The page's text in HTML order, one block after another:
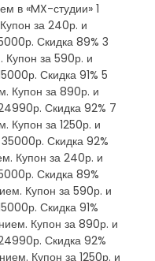
в «MX-студии» 1
за 240р. и
Скидка 89% 3
Купон за 590р. и
Скидка 91% 5
Купон за 890р. и
Скидка 92% 7
Купон за 1250р. и
Скидка 92%
Купон за 240р. и
Скидка 89%
Купон за 590р. и
Скидка 91%
Купон за 890р. и
Скидка 92%
Купон за 1250р. и